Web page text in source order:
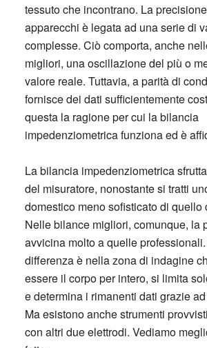
tessuto che incontrano. La
apparecchi è legata ad una serie di
complesse. Ciò comporta, anche
migliori, una oscillazione del più o
valore reale. Tuttavia, a parità di
fornisce dei dati sufficientemente
questa la ragione per cui la bilancia
impedenziometrica funziona ed è
La bilancia impedenziometrica
del misuratore, nonostante si tratti
domestico meno sofisticato di quello
Nelle bilance migliori, comunque, la
avvicina molto a quelle
differenza è nella zona di indagine
essere il corpo per intero, si limita
e determina i rimanenti dati grazie
Ma esistono anche strumenti
con altri due elettrodi. Vediamo